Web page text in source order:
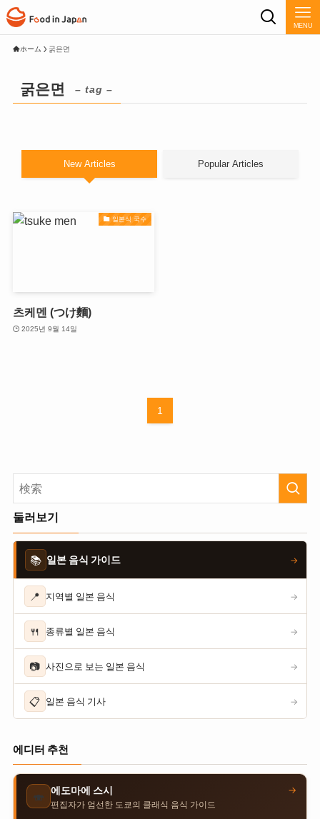
MENU
ホーム 굵은면
굵은면 – tag –
New Articles Popular Articles
일본식 국수
츠케멘 (つけ麵)
2025년 9월 14일
1
둘러보기
📚 일본 음식 가이드 →
📍 지역별 일본 음식 →
🍴 종류별 일본 음식 →
📷 사진으로 보는 일본 음식 →
📋 일본 음식 기사 →
에디터 추천
🍣 에도마에 스시
편집자가 엄선한 도쿄의 클래식 음식 가이드
→